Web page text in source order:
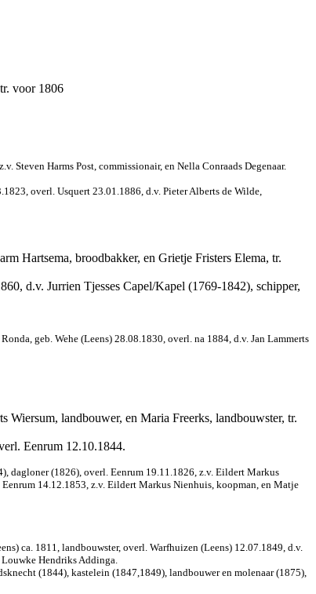
voor 1806
Steven Harms Post, commissionair, en Nella Conraads Degenaar.
overl. Usquert 23.01.1886, d.v. Pieter Alberts de Wilde,
Hartsema, broodbakker, en Grietje Fristers Elema, tr.
d.v. Jurrien Tjesses Capel/Kapel (1769-1842), schipper,
geb. Wehe (Leens) 28.08.1830, overl. na 1884, d.v. Jan Lammerts
Wiersum, landbouwer, en Maria Freerks, landbouwster, tr.
Eenrum 12.10.1844.
dagloner (1826), overl. Eenrum 19.11.1826, z.v. Eildert Markus
14.12.1853, z.v. Eildert Markus Nienhuis, koopman, en Matje
ca. 1811, landbouwster, overl. Warfhuizen (Leens) 12.07.1849, d.v.
Louwke Hendriks Addinga.
(1844), kastelein (1847,1849), landbouwer en molenaar (1875),